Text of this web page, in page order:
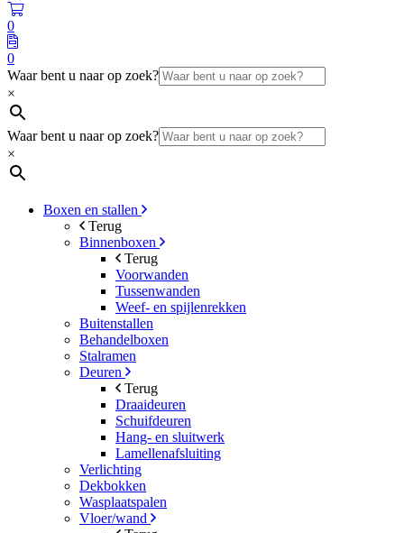
0
0
Waar bent u naar op zoek?
×
Waar bent u naar op zoek?
×
Boxen en stallen
Terug
Binnenboxen
Terug
Voorwanden
Tussenwanden
Weef- en spijlenrekken
Buitenstallen
Behandelboxen
Stalramen
Deuren
Terug
Draaideuren
Schuifdeuren
Hang- en sluitwerk
Lamellenafsluiting
Verlichting
Dekbokken
Wasplaatspalen
Vloer/wand